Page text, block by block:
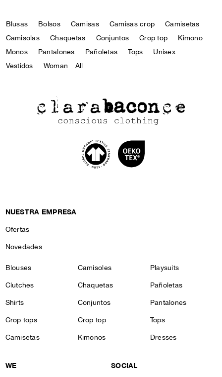
Blusas Bolsos Camisas Camisas crop
Camisetas
Camisolas
Chaquetas Conjuntos Crop top
Kimono
Monos
Pantalones Pañoletas Tops
Unisex
Vestidos
Woman All
NUESTRA EMPRESA
Ofertas
Novedades
Blouses
Clutches
Shirts
Crop tops
Camisetas
Camisoles
Chaquetas
Conjuntos
Crop top
Kimonos
Playsuits
Pañoletas
Pantalones
Tops
Dresses
WE SOCIAL